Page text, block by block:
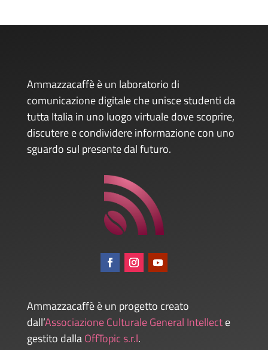
Ammazzacaffè è un laboratorio di
comunicazione digitale che unisce studenti da
tutta Italia in uno luogo virtuale dove scoprire,
discutere e condividere informazione con uno
sguardo sul presente dal futuro.
Ammazzacaffè è un progetto creato
dall’Associazione Culturale General Intellecte
gestito dallaOffTopic s.r.l.